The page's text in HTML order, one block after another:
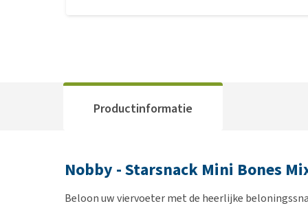
Productinformatie
Nobby - Starsnack Mini Bones
Beloon uw viervoeter met de heerlijke